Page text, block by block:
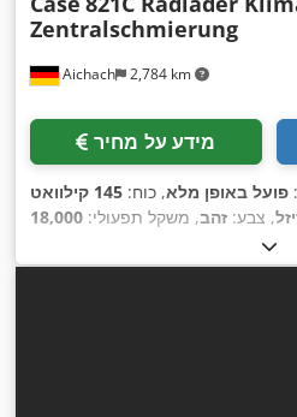
Aichach 2,784 km
Zentralschmierung
מידע על מחיר
פועל באופן מלא, כוח:
145 קילוואט
, צבע: זהב, משקל תפעולי: 18,000
, שנת ייצור:
מערכת גירוז מרכזית, תא נהג,